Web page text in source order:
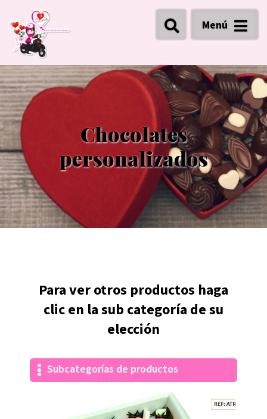
Menú
Chocolates
personalizados
Para ver otros productos haga
clic en la sub categoría de su
elección
Subcategorías de productos